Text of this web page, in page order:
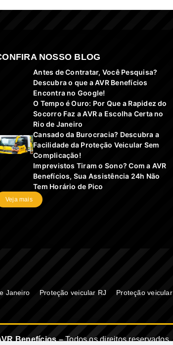
NOSSO BLOG
Antes de Contratar, Você Pesquisa?
Descubra o que a AVR Benefícios
Encontra no Google!
O Tempo é Ouro: Por Que a Rapidez do
Socorro Faz a AVR a Escolha Certa no
Rio de Janeiro
Cansado da Burocracia? Descubra a
Facilidade da Proteção Veicular Sem
Complicação!
Imprevistos Tiram o Sono? Com a AVR
Benefícios, Sua Assistência 24h Não
Tem Horário de Pico
Veja mais
Janeiro Proteção veicular RJ Proteção veicular
Benefícios –Todos os direitos reservados.